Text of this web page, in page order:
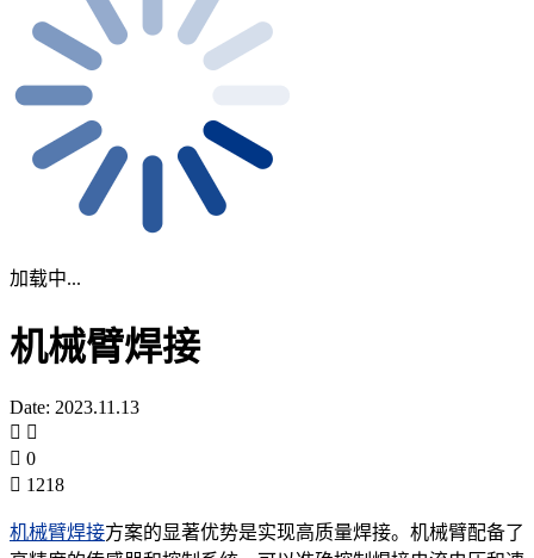
加载中...
机械臂焊接
Date: 2023.11.13
0
1218
机械臂焊接方案的显著优势是实现高质量焊接。机械臂配备了